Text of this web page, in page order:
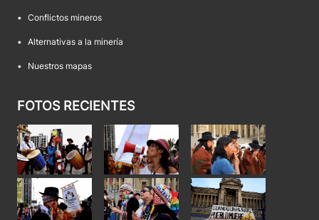
• Conflictos mineros
• Alternativas a la minería
• Nuestros mapas
FOTOS RECIENTES